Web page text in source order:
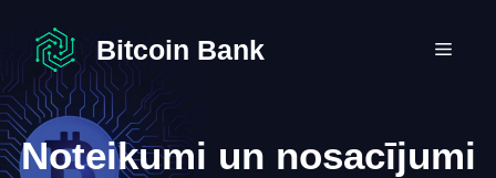
content
Bitcoin Bank
Noteikumi un nosacījumi